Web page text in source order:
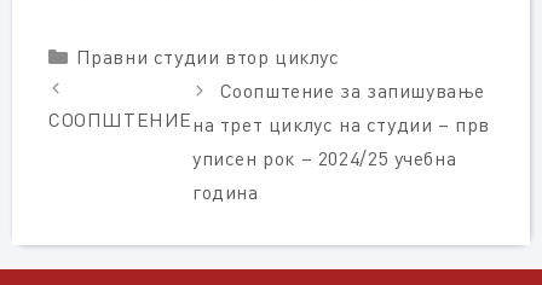
Categories
Правни студии втор циклус
СООПШТЕНИЕ
Соопштение за запишување
на трет циклус на студии – прв
уписен рок – 2024/25 учебна
година